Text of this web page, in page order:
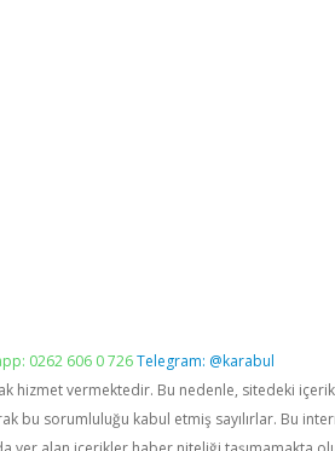
0262 606 0 726Telegram: @karabul
hizmet vermektedir. Bu nedenle, sitedeki
bu sorumluluğu kabul etmiş sayılırlar. Bu